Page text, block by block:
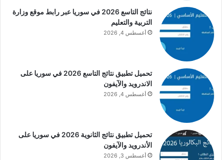
نتائج التاسع 2026 في سوريا عبر رابط موقع وزارة
التربية والتعليم
أغسطس 4, 2026
تحميل تطبيق نتائج التاسع 2026 في سوريا على
الاندرويد والآيفون
أغسطس 4, 2026
تحميل تطبيق نتائج الثانوية 2026 في سوريا على
الأندرويد والآيفون
أغسطس 3, 2026